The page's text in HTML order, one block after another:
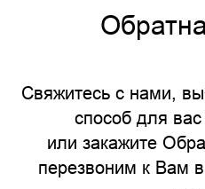
Свяжитесь с нами,
способ для
или закажите
перезвоним к Вам